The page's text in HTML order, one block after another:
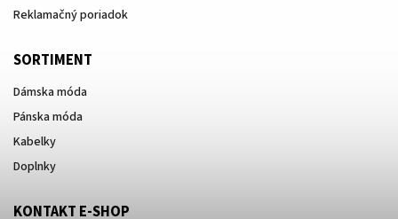
Reklamačný poriadok
SORTIMENT
Dámska móda
Pánska móda
Kabelky
Doplnky
KONTAKT E-SHOP